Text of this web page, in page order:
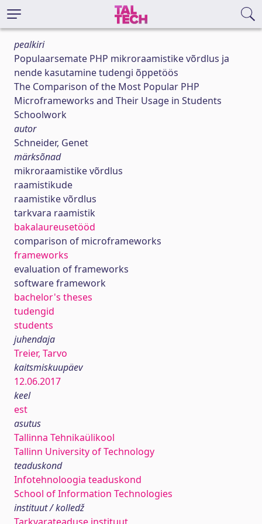
pealkiri
Populaarsemate PHP mikroraamistike võrdlus ja
nende kasutamine tudengi õppetöös
The Comparison of the Most Popular PHP
Microframeworks and Their Usage in Students
Schoolwork
autor
Schneider, Genet
märksõnad
mikroraamistike võrdlus
raamistikude
raamistike võrdlus
tarkvara raamistik
bakalaureusetööd
comparison of microframeworks
frameworks
evaluation of frameworks
software framework
bachelor's theses
tudengid
students
juhendaja
Treier, Tarvo
kaitsmiskuupäev
12.06.2017
keel
est
asutus
Tallinna Tehnikaülikool
Tallinn University of Technology
teaduskond
Infotehnoloogia teaduskond
School of Information Technologies
instituut / kolledž